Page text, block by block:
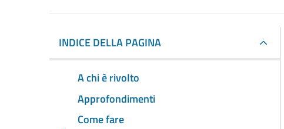
INDICE DELLA PAGINA
A chi è rivolto
Approfondimenti
Come fare